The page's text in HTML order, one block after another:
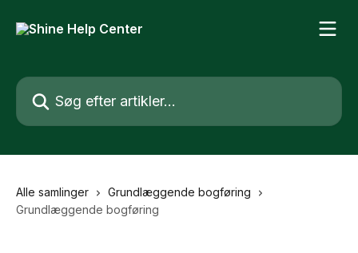
Søg efter artikler...
Alle samlinger
Grundlæggende bogføring
Grundlæggende bogføring